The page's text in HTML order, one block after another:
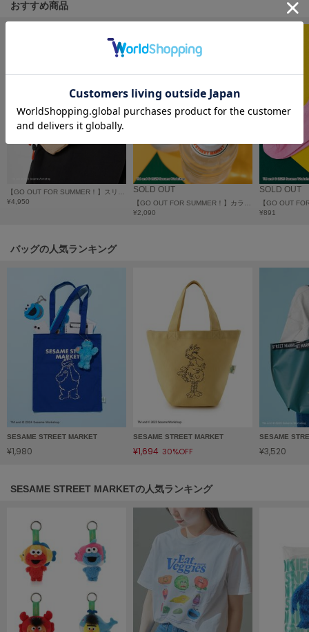
GELATO PIQUE CAT&DOG
ジェラート ピケ キャットアンドドッグ
gelato pique Sleep
ジェラート ピケ スリープ
HUNTER
ハンター
HOKA ONEONE
ホカ オネオネ
キーン
ラート
le coq sportif
ルコックスポルティフ
LeSportsac
レスポートサック
おすすめ商品
¥4,950
SOLD OUT
¥2,090
SOLD OUT
¥891
バッグの人気ランキング
SESAME STREET MARKET
¥1,980
SESAME STREET MARKET
¥1,694 30%OFF
SESAME
¥3,520
SESAME STREET MARKETの人気ランキング